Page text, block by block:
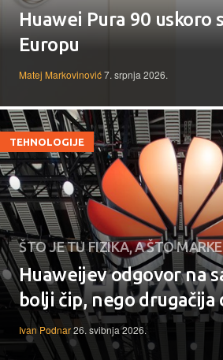
Huawei Pura 90 uskoro
Europu
Matej Markovinović7. srpnja 2026.
TEHNOLOGIJE
ŠTO JE TU FIZIKA, A ŠTO
Huaweijev odgovor na
bolji čip, nego drugačija
Ivan Podnar26. svibnja 2026.